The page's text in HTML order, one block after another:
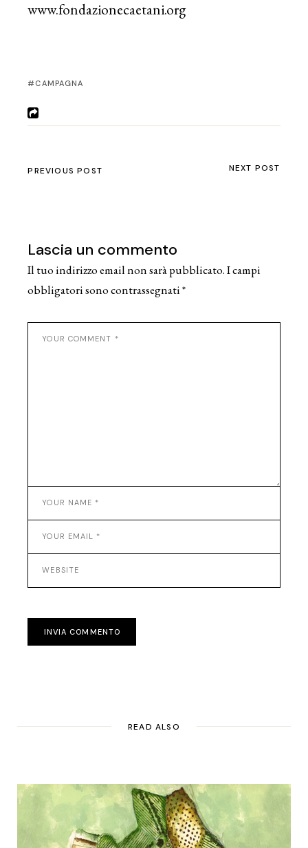
www.fondazionecaetani.org
CAMPAGNA
PREVIOUS POST NEXT POST
Lascia un commento
Il tuo indirizzo email non sarà pubblicato.I campi
obbligatori sono contrassegnati*
INVIA COMMENTO
READ ALSO